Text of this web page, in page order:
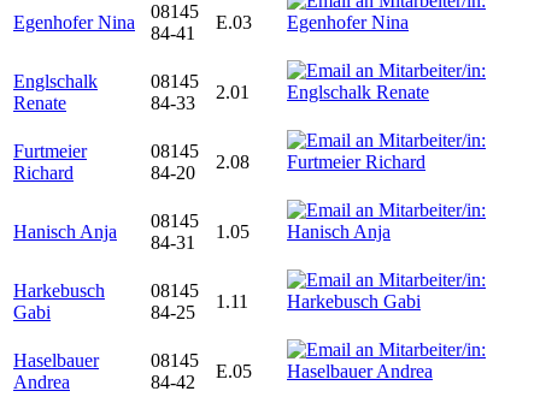
Egenhofer Nina
08145
84-41
E.03
Englschalk
Renate
08145
84-33
2.01
Furtmeier
Richard
08145
84-20
2.08
Hanisch Anja
08145
84-31
1.05
Harkebusch
Gabi
08145
84-25
1.11
Haselbauer
Andrea
08145
84-42
E.05